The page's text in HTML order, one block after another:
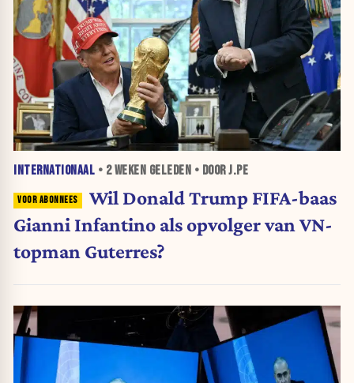
INTERNATIONAAL • 2 WEKEN GELEDEN • DOOR J.PE
Wil Donald Trump FIFA-baas
Gianni Infantino als opvolger van VN-
topman Guterres?